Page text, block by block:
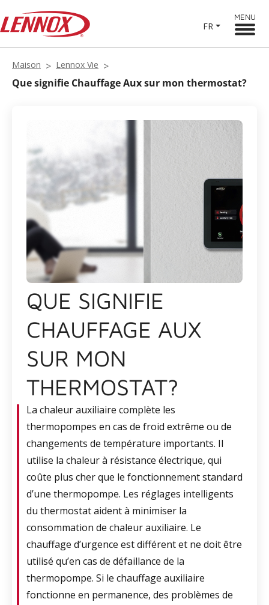
FR
MENU
Maison Lennox Vie
Que signifie Chauffage Aux sur mon thermostat?
QUE SIGNIFIE
CHAUFFAGE AUX
SUR MON
THERMOSTAT?
La chaleur auxiliaire complète les
thermopompes en cas de froid extrême ou de
changements de température importants. Il
utilise la chaleur à résistance électrique, qui
coûte plus cher que le fonctionnement standard
d’une thermopompe. Les réglages intelligents
du thermostat aident à minimiser la
consommation de chaleur auxiliaire. Le
chauffage d’urgence est différent et ne doit être
utilisé qu’en cas de défaillance de la
thermopompe. Si le chauffage auxiliaire
fonctionne en permanence, des problèmes de